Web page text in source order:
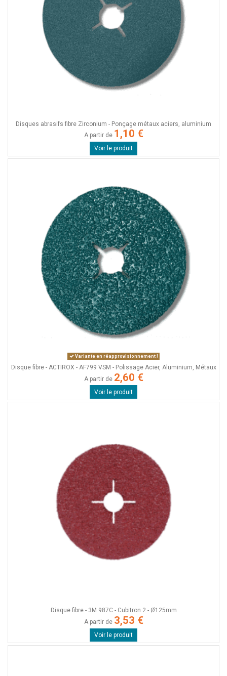
Disques abrasifs fibre Zirconium - Ponçage métaux aciers, aluminium
A partir de 1,10 €
Voir le produit
Variante en réapprovisionnement !
Disque fibre - ACTIROX - AF799 VSM - Polissage Acier, Aluminium, Métaux
A partir de 2,60 €
Voir le produit
Disque fibre - 3M 987C - Cubitron 2 - Ø125mm
A partir de 3,53 €
Voir le produit